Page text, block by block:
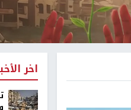
اخر